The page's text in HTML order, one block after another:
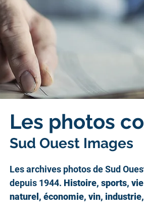
Les photos
Sud Ouest Images
Les archives photos de Sud
depuis 1944. Histoire, sports,
naturel, économie, vin,